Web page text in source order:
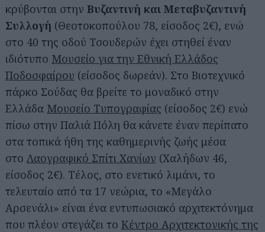
κρύβονται στην Βυζαντινή και Μεταβυζαντινή
Συλλογή (Θεοτοκοπούλου 78, είσοδος 2€), ενώ
στο 40 της οδού Τσουδερών έχει στηθεί έναν
ιδιότυπο Μουσείο για την Εθνική Ελλάδος
Ποδοσφαίρου (είσοδος δωρεάν). Στο Βιοτεχνικό
πάρκο Σούδας θα βρείτε το μοναδικό στην
Ελλάδα Μουσείο Τυπογραφίας (είσοδος 2€) ενώ
πίσω στην Παλιά Πόλη θα κάνετε έναν περίπατο
στα τοπικά ήθη της καθημερινής ζωής μέσα
στο Λαογραφικό Σπίτι Χανίων (Χαλήδων 46,
είσοδος 2€). Τέλος, στο ενετικό λιμάνι, το
τελευταίο από τα 17 νεώρια, το «Μεγάλο
Αρσενάλι» είναι ένα εντυπωσιακό αρχιτεκτόνημα
που πλέον στεγάζει το Κέντρο Αρχιτεκτονικής της